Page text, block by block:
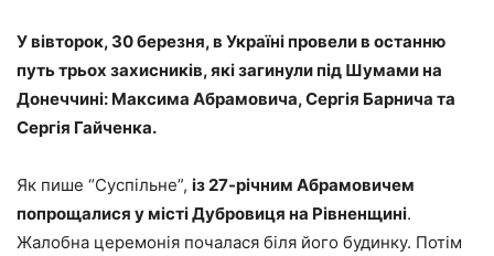
У вівторок, 30 березня, в Україні провели в останню
путь трьох захисників, які загинули під Шумами на
Донеччині: Максима Абрамовича, Сергія Барнича та
Сергія Гайченка.
Як пише “Суспільне”, із 27-річним Абрамовичем
попрощалися у місті Дубровиця на Рівненщині.
Жалобна церемонія почалася біля його будинку. Потім